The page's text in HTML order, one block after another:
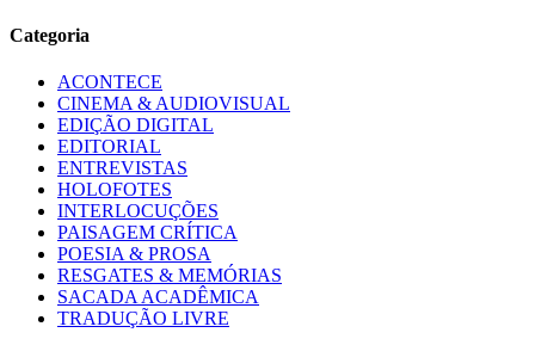
Categoria
ACONTECE
CINEMA & AUDIOVISUAL
EDIÇÃO DIGITAL
EDITORIAL
ENTREVISTAS
HOLOFOTES
INTERLOCUÇÕES
PAISAGEM CRÍTICA
POESIA & PROSA
RESGATES & MEMÓRIAS
SACADA ACADÊMICA
TRADUÇÃO LIVRE